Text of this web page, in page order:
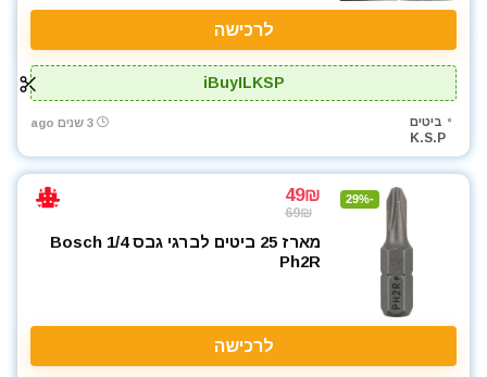
לרכישה
iBuyILKSP
ביטים
K.S.P
3 שנים ago
-29%
49₪
69₪
מארז 25 ביטים לברגי גבס Bosch 1/4
Ph2R
לרכישה